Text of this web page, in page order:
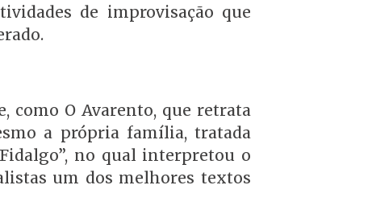
de improvisação que
como O Avarento, que retrata
a própria família, tratada
no qual interpretou o
um dos melhores textos